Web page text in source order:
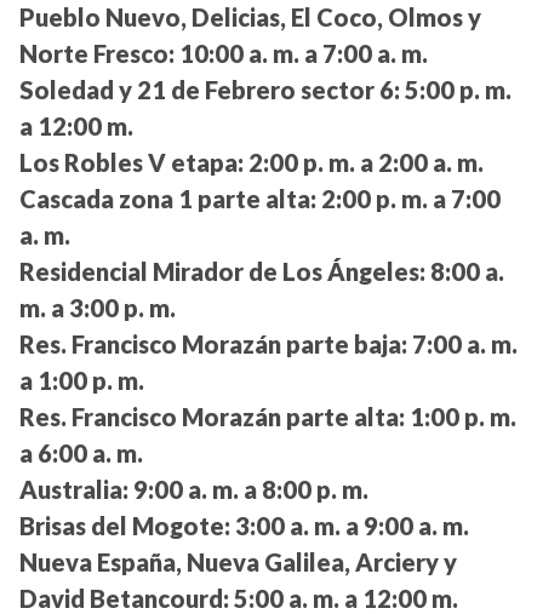
Pueblo Nuevo, Delicias, El Coco, Olmos y
Norte Fresco: 10:00 a. m. a 7:00 a. m.
Soledad y 21 de Febrero sector 6: 5:00 p. m.
a 12:00 m.
Los Robles V etapa: 2:00 p. m. a 2:00 a. m.
Cascada zona 1 parte alta: 2:00 p. m. a 7:00
a. m.
Residencial Mirador de Los Ángeles: 8:00 a.
m. a 3:00 p. m.
Res. Francisco Morazán parte baja: 7:00 a. m.
a 1:00 p. m.
Res. Francisco Morazán parte alta: 1:00 p. m.
a 6:00 a. m.
Australia: 9:00 a. m. a 8:00 p. m.
Brisas del Mogote: 3:00 a. m. a 9:00 a. m.
Nueva España, Nueva Galilea, Arciery y
David Betancourd: 5:00 a. m. a 12:00 m.